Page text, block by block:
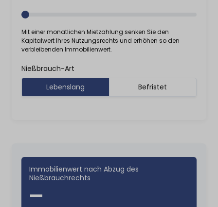
Mit einer monatlichen Mietzahlung senken Sie den
Kapitalwert Ihres Nutzungsrechts und erhöhen so den
verbleibenden Immobilienwert.
Nießbrauch-Art
Lebenslang
Befristet
Immobilienwert nach Abzug des
Nießbrauchrechts
—